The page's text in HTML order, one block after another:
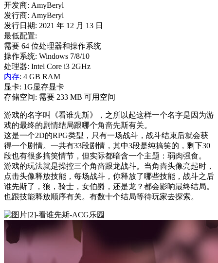
开发商: AmyBeryl
发行商: AmyBeryl
发行日期: 2021 年 12 月 13 日
最低配置:
需要 64 位处理器和操作系统
操作系统: Windows 7/8/10
处理器: Intel Core i3 2GHz
内存: 4 GB RAM
显卡: 1G显存显卡
存储空间: 需要 233 MB 可用空间
游戏的名字叫《看谁先斯》，之所以起这样一个名字是因为游
戏的最终的剧情结局跟哪个角啬先斯有关。
这是一个2D的RPG类型，只有一场战斗，战斗结束后就会获
得一个剧情。一共有33段剧情，其中3段是纯搞笑的，剩下30
段也有很多搞笑情节，但实际都暗含一个主题：弱肉强食。
游戏的玩法就是操控三个角啬跟龙战斗。当角啬头像亮起时，
点击头像释放技能，每场战斗，你释放了哪些技能，战斗之后
谁先斯了，狼，骑士，女伯爵，还是龙？都会影响最终结局。
也跟技能释放顺序有关。有数十个结局等待玩家去探索。